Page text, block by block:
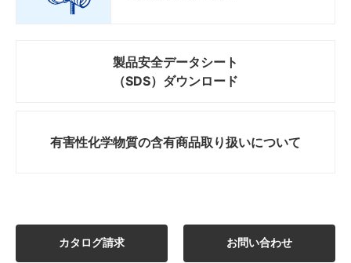
製品安全データシート
（SDS）ダウンロード
有害性化学物質の含有商品取り扱いについて
カタログ請求 お問い合わせ